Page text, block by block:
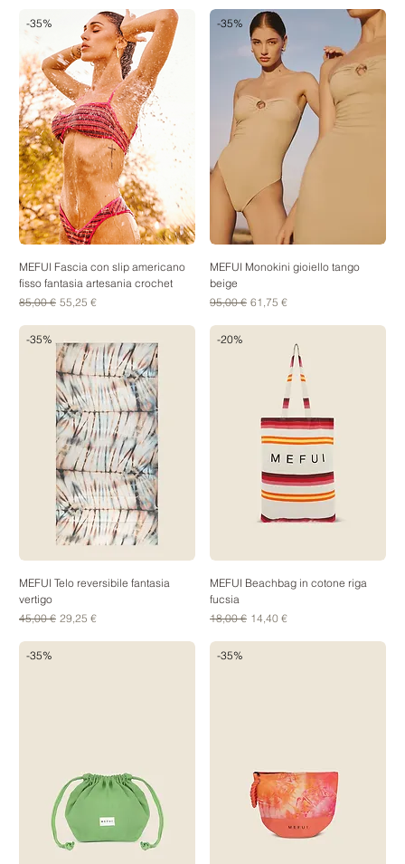
-35%
MEFUI Fascia con slip americano
fisso fantasia artesania crochet
Prezzo regolare
85,00 € Prezzo scontato
55,25 €
-35%
MEFUI Monokini gioiello tango
beige
Prezzo regolare
95,00 € Prezzo scontato
61,75 €
-35%
MEFUI Telo reversibile fantasia
vertigo
Prezzo regolare
45,00 € Prezzo scontato
29,25 €
-20%
MEFUI Beachbag in cotone riga
fucsia
Prezzo regolare
18,00 € Prezzo scontato
14,40 €
-35% -35%